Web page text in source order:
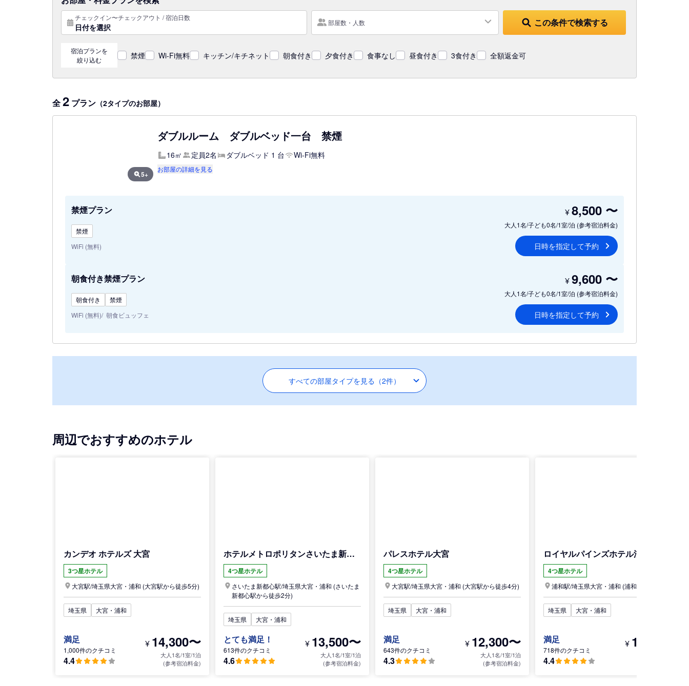
チェックイン〜チェックアウト / 宿泊日数
日付を選択 部屋数・人数 この条件で検索する
宿泊プランを
絞り込む
禁煙 Wi-Fi無料 キッチン/キチネット 朝食付き 夕食付き 食事なし 昼食付き 3食付き 全額返金可
全2 プラン （2タイプのお部屋）
5+
ダブルルーム ダブルベッド一台 禁煙
16㎡ 定員2名 ダブルベッド 1 台 Wi-Fi無料
お部屋の詳細を見る
禁煙プラン
禁煙
WiFi (無料)
大人1名/子ども0名/1室/泊 (参考宿泊料金)
¥8,500 〜
日時を指定して予約
朝食付き禁煙プラン
朝食付き
禁煙
WiFi (無料) 朝食ビュッフェ
大人1名/子ども0名/1室/泊 (参考宿泊料金)
¥9,600 〜
日時を指定して予約
すべての部屋タイプを見る（2件）
周辺でおすすめのホテル
カンデオ ホテルズ 大宮
3つ星ホテル
大宮駅/埼玉県大宮・浦和 (大宮駅から徒歩5分)
埼玉県 大宮・浦和
満足
1,000件のクチコミ
4.4
¥ 14,300〜
大人1名/1室/1泊
(参考宿泊料金)
ホテルメトロポリタンさいたま新都心
4つ星ホテル
さいたま新都心駅/埼玉県大宮・浦和 (さいたま
新都心駅から徒歩2分)
埼玉県 大宮・浦和
とても満足！
613件のクチコミ
4.6
¥ 13,500〜
大人1名/1室/1泊
(参考宿泊料金)
パレスホテル大宮
4つ星ホテル
大宮駅/埼玉県大宮・浦和 (大宮駅から徒歩4分)
埼玉県 大宮・浦和
満足
643件のクチコミ
4.3
¥ 12,300〜
大人1名/1室/1泊
(参考宿泊料金)
ロイヤルパインズホテル浦和
4つ星ホテル
浦和駅/埼玉県大宮・浦和 (浦和駅から徒歩7分)
埼玉県 大宮・浦和
満足
718件のクチコミ
4.4
¥ 15,700〜